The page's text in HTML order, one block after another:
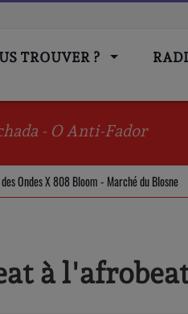
TROUVER ?
- O Anti-Fador
des Ondes X 808 Bloom - Marché du
à